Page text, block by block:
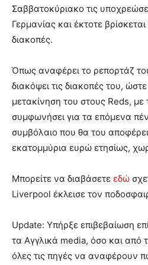
Σαββατοκύριακο τις
Γερμανίας και έκτοτε
διακοπές.
Όπως αναφέρει το ρεπορτάζ
διακόψει τις διακοπές του,
μετακίνηση του στους Reds, με
συμφωνήσει για τα επόμενα
συμβόλαιο που θα του
εκατομμύρια ευρώ ετησίως,
Μπορείτε να διαβάσετε εδώ
Liverpool έκλεισε τον
Update: Υπήρξε επιβεβαίωση
τα Αγγλικά media, όσο και από
όλες τις πηγές να αναφέρουν